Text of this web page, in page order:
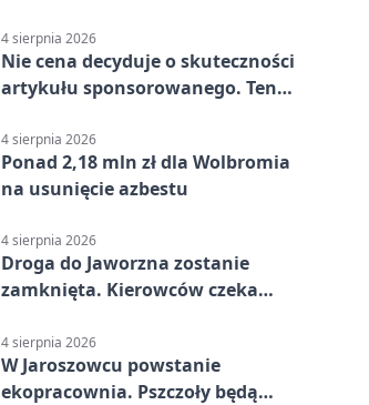
4 sierpnia 2026
Nie cena decyduje o skuteczności
artykułu sponsorowanego. Ten
4 sierpnia 2026
Ponad 2,18 mln zł dla Wolbromia
na usunięcie azbestu
4 sierpnia 2026
Droga do Jaworzna zostanie
zamknięta. Kierowców czeka
4 sierpnia 2026
W Jaroszowcu powstanie
ekopracownia. Pszczoły będą